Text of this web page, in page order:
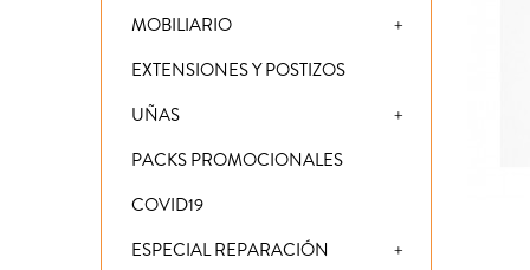
MOBILIARIO
EXTENSIONES Y POSTIZOS
UÑAS
PACKS PROMOCIONALES
COVID19
ESPECIAL REPARACIÓN